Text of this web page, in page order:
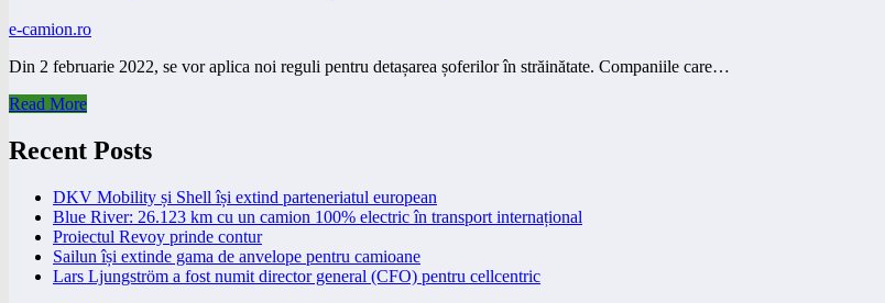
e-camion.ro
Din 2 februarie 2022, se vor aplica noi reguli pentru detașarea șoferilor în străinătate. Companiile care…
Read More
Recent Posts
DKV Mobility și Shell își extind parteneriatul european
Blue River: 26.123 km cu un camion 100% electric în transport internațional
Proiectul Revoy prinde contur
Sailun își extinde gama de anvelope pentru camioane
Lars Ljungström a fost numit director general (CFO) pentru cellcentric